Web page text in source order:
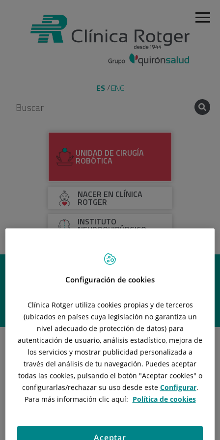
ES ENG
UNIDAD DE CIRUGÍA
ROBÓTICA
NACER EN CLÍNICA
ROTGER
INSTITUTO
NEUROQUIRÚRGICO -
En la Prensa
Configuración de cookies
Clínica Rotger utiliza cookies propias y de terceros
(ubicados en países cuya legislación no garantiza un
nivel adecuado de protección de datos) para
autenticación de usuario, análisis estadístico, mejora de
los servicios y mostrar publicidad personalizada a
través del análisis de tu navegación. Puedes aceptar
todas las cookies, pulsando el botón "Aceptar cookies" o
configurarlas/rechazarsu uso desde este Configurar.
Para más información clic aquí: Política de cookies
Aceptar